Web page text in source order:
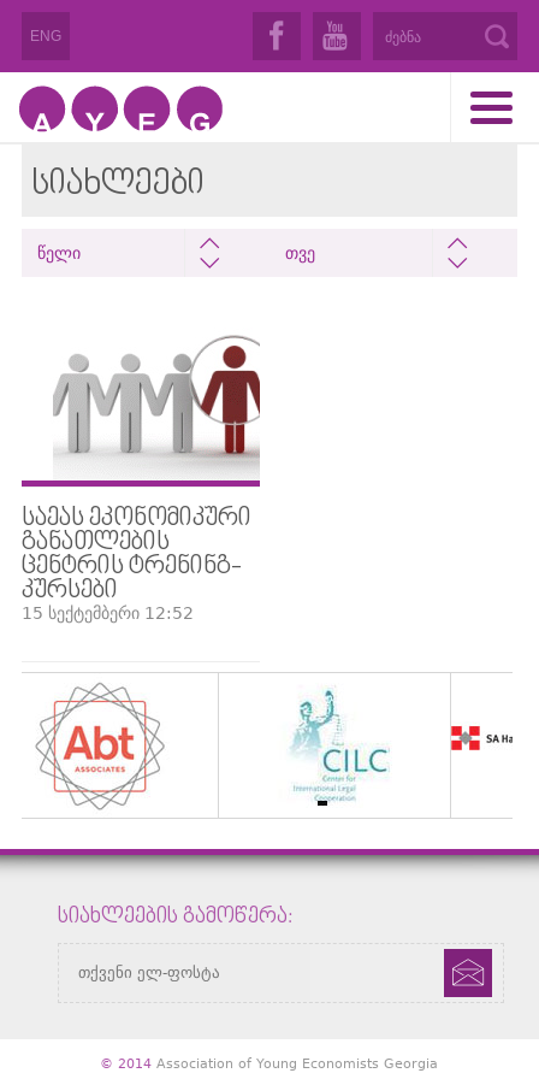
ENG
ᲡᲘᲐᲮᲚᲔᲔᲑᲘ
თვე
წელი
ᲡᲐᲔᲐᲡ ᲔᲙᲝᲜᲝᲛᲘᲙᲣᲠᲘ
ᲒᲐᲜᲐᲗᲚᲔᲑᲘᲡ
ᲪᲔᲜᲢᲠᲘᲡ ᲢᲠᲔᲜᲘᲜᲒ-
ᲙᲣᲠᲡᲔᲑᲘ
15 სექტემბერი 12:52
ᲡᲘᲐᲮᲚᲔᲔᲑᲘᲡ ᲒᲐᲛᲝᲬᲔᲠᲐ:
© 2014Association of Young Economists Georgia